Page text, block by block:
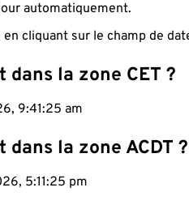
automatiquement.
cliquant sur le champ de
la zone CET ?
9:41:26 am
la zone ACDT ?
5:11:26 pm